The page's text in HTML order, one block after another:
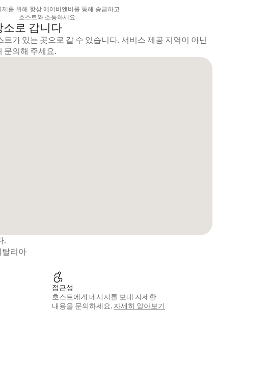
제를 위해 항상 에어비앤비를 통해 송금하고
호스트와 소통하세요.
로 갑니다
가 있는 곳으로 갈 수 있습니다. 서비스 제공 지역이 아닌
문의해 주세요.
.
탈리아
접근성
호스트에게 메시지를 보내 자세한
내용을 문의하세요. 자세히 알아보기